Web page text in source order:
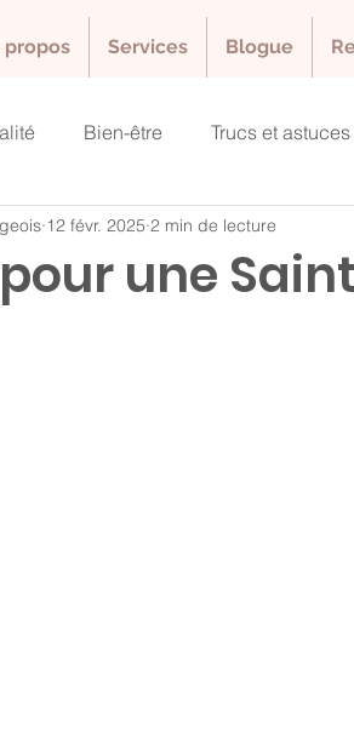
propos Services Blogue
Bien-être Trucs et astuces
pour une
12 févr. 2025 2 min de lecture